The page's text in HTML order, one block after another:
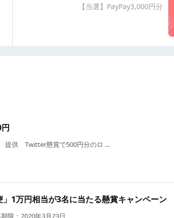
【当選】PayPay3,000円分
供 Twitter懸賞で500円分のロ ...
1万円相当が3名に当たる懸賞キャンペーン
限：2020年3月23日